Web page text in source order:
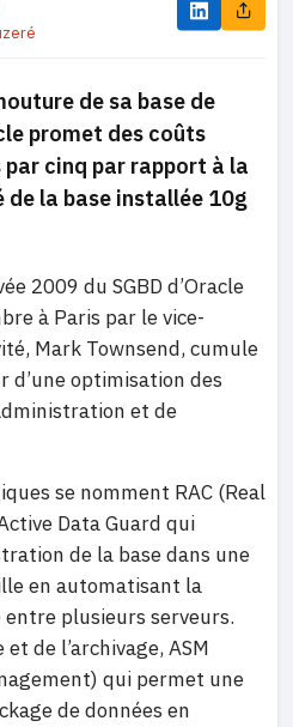
de sa base de
promet des coûts
cinq par rapport à la
la base installée 10g
2009 du SGBD d’Oracle
à Paris par le vice-
Mark Townsend, cumule
d’une optimisation des
et de
se nomment RAC (Real
Data Guard qui
de la base dans une
en automatisant la
plusieurs serveurs.
de l’archivage, ASM
qui permet une
de données en